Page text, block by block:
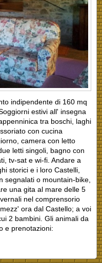
indipendente di 160 mq
estivi all' insegna
tra boschi, laghi
con cucina
camera con letto
letti singoli, bagno con
tv-sat e wi-fi. Andare a
storici e i loro Castelli,
segnalati o mountain-bike,
una gita al mare delle 5
nel comprensorio
ora dal Castello; a voi
2 bambini. Gli animali da
e prenotazioni: